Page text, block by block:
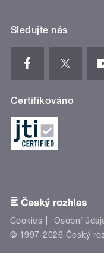
Sledujte nás
Certifikováno
Cookies Osobní
© 1997-2026 Český